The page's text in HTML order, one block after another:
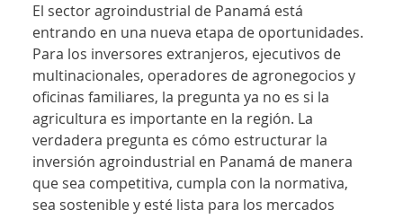
El sector agroindustrial de Panamá está
entrando en una nueva etapa de oportunidades.
Para los inversores extranjeros, ejecutivos de
multinacionales, operadores de agronegocios y
oficinas familiares, la pregunta ya no es si la
agricultura es importante en la región. La
verdadera pregunta es cómo estructurar la
inversión agroindustrial en Panamá de manera
que sea competitiva, cumpla con la normativa,
sea sostenible y esté lista para los mercados